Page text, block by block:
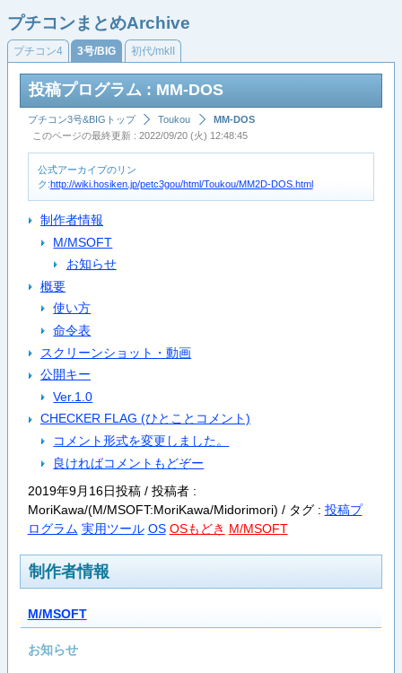
プチコンまとめArchive
プチコン4 3号/BIG 初代/mkII
投稿プログラム : MM-DOS
プチコン3号&BIGトップ Toukou
MM-DOS
このページの最終更新 : 2022/09/20 (火) 12:48:45
公式アーカイブのリン
ク:http://wiki.hosiken.jp/petc3gou/html/Toukou/MM2D-DOS.html
制作者情報
M/MSOFT
お知らせ
概要
使い方
命令表
スクリーンショット・動画
公開キー
Ver.1.0
CHECKER FLAG (ひとことコメント)
コメント形式を変更しました。
良ければコメントもどぞー
2019年9月16日投稿 / 投稿者 :
MoriKawa/(M/MSOFT:MoriKawa/Midorimori) / タグ : 投稿プ
ログラム 実用ツール OS OSもどき M/MSOFT
制作者情報
M/MSOFT
お知らせ